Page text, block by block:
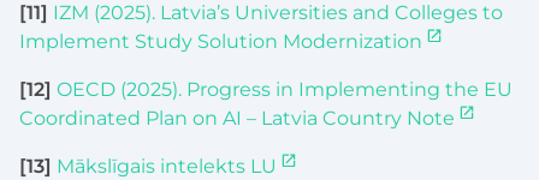
[11] IZM (2025). Latvia’s Universities and Colleges to
Implement Study Solution Modernization
[12] OECD (2025). Progress in Implementing the EU
Coordinated Plan on AI – Latvia Country Note
[13] Mākslīgais intelekts LU